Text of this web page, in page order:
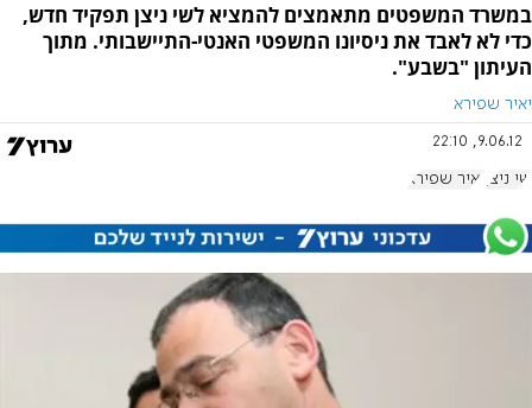
במשרד המשפטים מתאמצים להמציא לשי ניצן תפקיד חדש,
כדי לא לאבד את ניסיונו המשפטי האנטי-התיישבותי. מתוך
העיתון "בשבע".
יאיר שפירא
9.06.12, 22:10
שי ניצן יאיר שפירא